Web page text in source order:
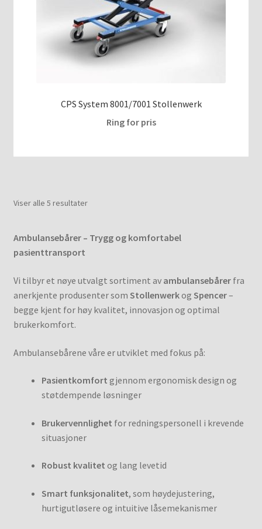
CPS System 8001/7001 Stollenwerk
Ring for pris
Viser alle 5 resultater
Ambulansebårer – Trygg og komfortabel
pasienttransport
Vi tilbyr et nøye utvalgt sortiment av ambulansebårerfra
anerkjente produsenter som Stollenwerkog Spencer–
begge kjent for høy kvalitet, innovasjon og optimal
brukerkomfort.
Ambulansebårene våre er utviklet med fokus på:
Pasientkomfort gjennom ergonomisk design og
støtdempende løsninger
Brukervennlighet for redningspersonell i krevende
situasjoner
Robust kvalitet og lang levetid
Smart funksjonalitet, som høydejustering,
hurtigutløsere og intuitive låsemekanismer